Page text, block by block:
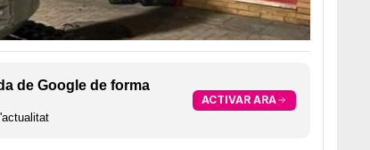
de Google de forma
ACTIVAR ARA